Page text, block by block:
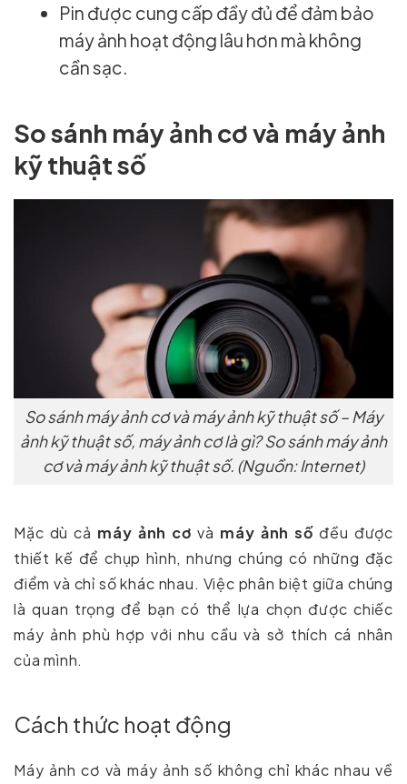
Pin được cung cấp đầy đủ để đảm bảo
máy ảnh hoạt động lâu hơn mà không
cần sạc.
So sánh máy ảnh cơ và máy ảnh
kỹ thuật số
So sánh máy ảnh cơ và máy ảnh kỹ thuật số – Máy
ảnh kỹ thuật số, máy ảnh cơ là gì? So sánh máy ảnh
cơ và máy ảnh kỹ thuật số. (Nguồn: Internet)
Mặc dù cả máy ảnh cơ và máy ảnh sốđều được
thiết kế để chụp hình, nhưng chúng có những đặc
điểm và chỉ số khác nhau. Việc phân biệt giữa chúng
là quan trọng để bạn có thể lựa chọn được chiếc
máy ảnh phù hợp với nhu cầu và sở thích cá nhân
của mình.
Cách thức hoạt động
Máy ảnh cơ và máy ảnh số không chỉ khác nhau về